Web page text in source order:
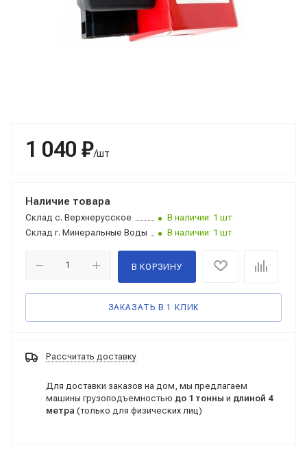
1 040 ₽/шт
Наличие товара
Склад с. Верхнерусское
В наличии: 1 шт
Склад г. Минеральные Воды В наличии: 1 шт
В КОРЗИНУ
ЗАКАЗАТЬ В 1 КЛИК
Рассчитать доставку
Для доставки заказов на дом, мы предлагаем
машины грузоподъемностью до 1 тонны и длиной 4
метра (только для физических лиц)